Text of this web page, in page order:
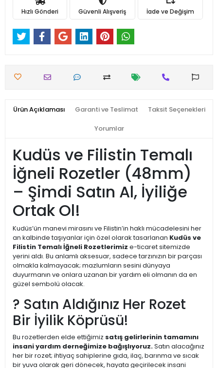
Hızlı Gönderi Güvenli Alışveriş İade ve Değişim
Ürün Açıklaması Garanti ve Teslimat Taksit Seçenekleri
Yorumlar
Kudüs ve Filistin Temalı
İğneli Rozetler (48mm)
– Şimdi Satın Al, İyiliğe
Ortak Ol!
Kudüs’ün manevi mirasını ve Filistin’in haklı mücadelesini her
an kalbinde taşıyanlar için özel olarak tasarlanan Kudüs ve
Filistin Temalı İğneli Rozetlerimiz e-ticaret sitemizde
yerini aldı. Bu anlamlı aksesuar, sadece tarzınızın bir parçası
olmakla kalmayacak; mazlumların sesini dünyaya
duyurmanın ve onlara uzanan bir yardım eli olmanın da en
güzel sembolü olacak.
? Satın Aldığınız Her Rozet
Bir İyilik Köprüsü!
Bu rozetlerden elde ettiğimiz satış gelirlerinin tamamını
insani yardım derneğimize bağışlıyoruz.Satın alacağınız
her bir rozet; ihtiyaç sahiplerine gıda, ilaç, barınma ve sıcak
bir yuva olarak geri dönecek, hayata geçirilecek insani